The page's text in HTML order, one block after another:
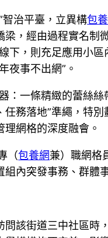
智治平臺，立異構包
，經由過程實名制
下，則充足應用小
夜事不出網”。
：一條精緻的蕾絲
務落地”準繩，特別
網格的深度融會。
（包養網兼）職網格
內突發事務、群體
問該街道三中社區時